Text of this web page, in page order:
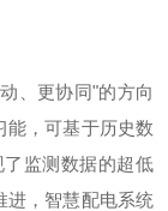
、更协同"的方向
能，可基于历史数
监测数据的超低
进，智慧配电系统